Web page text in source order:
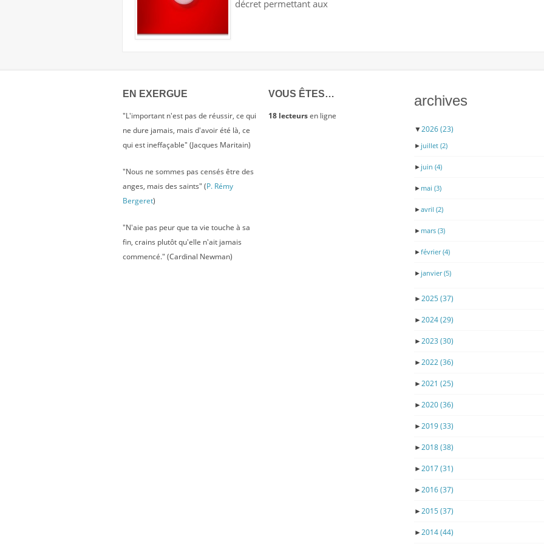
décret permettant aux
EN EXERGUE
"L'important n'est pas de réussir, ce qui
ne dure jamais, mais d'avoir été là, ce
qui est ineffaçable" (Jacques Maritain)
"Nous ne sommes pas censés être des
anges, mais des saints" (P. Rémy
Bergeret)
"N'aie pas peur que ta vie touche à sa
fin, crains plutôt qu'elle n'ait jamais
commencé." (Cardinal Newman)
VOUS ÊTES…
18 lecteursen ligne
archives
▼2026(23)
► juillet (2)
► juin (4)
► mai (3)
►avril (2)
► mars (3)
►février(4)
► janvier(5)
►2025(37)
►2024(29)
►2023 (30)
►2022(36)
►2021 (25)
►2020(36)
►2019(33)
►2018(38)
►2017(31)
►2016(37)
►2015(37)
►2014(44)